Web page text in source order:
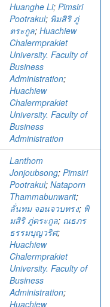
Huanghe Li; Pimsiri
Pootrakul; พิมสิริ ภู่
ตระกูล; Huachiew
Chalermprakiet
University. Faculty of
Business
Administration;
Huachiew
Chalermprakiet
University. Faculty of
Business
Administration
Lanthom
Jonjoubsong; Pimsiri
Pootrakul; Nataporn
Thammabunwarit;
ลั่นทม จอนจวบทรง; พิ
มสิริ ภู่ตระกูล; ณธภร
ธรรมบุญวริศ;
Huachiew
Chalermprakiet
University. Faculty of
Business
Administration;
Huachiew